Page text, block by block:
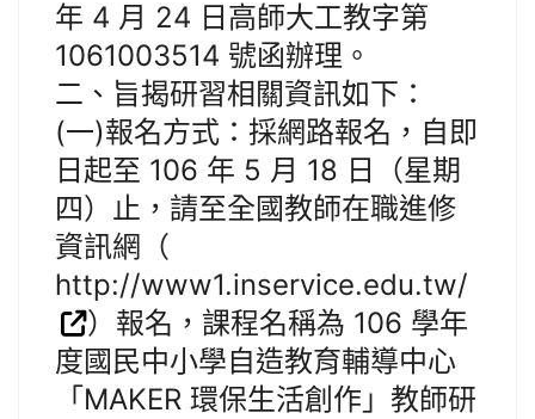
年 4 月 24 日高師大工教字第
1061003514 號函辦理。
二、旨揭研習相關資訊如下：
(一)報名方式：採網路報名，自即
日起至 106 年 5 月 18 日（星期
四）止，請至全國教師在職進修
資訊網（
http://www1.inservice.edu.tw/
）報名，課程名稱為 106 學年
度國民中小學自造教育輔導中心
「MAKER 環保生活創作」教師研